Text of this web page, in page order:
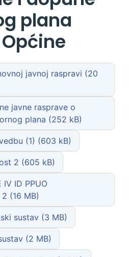
plana
javnoj raspravi
javne rasprave o
plana
(1)
2
IV ID PPUO
2
sustav